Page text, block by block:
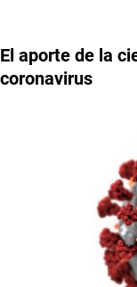
El aporte de la
coronavirus